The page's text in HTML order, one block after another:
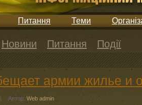
Питання Теми
Новини Питання Події
армии жилье и
| Автор: Web admin